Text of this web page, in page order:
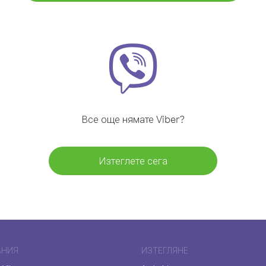
Все още нямате Viber?
Изтеглете сега
ИЗТЕГЛЯНЕ